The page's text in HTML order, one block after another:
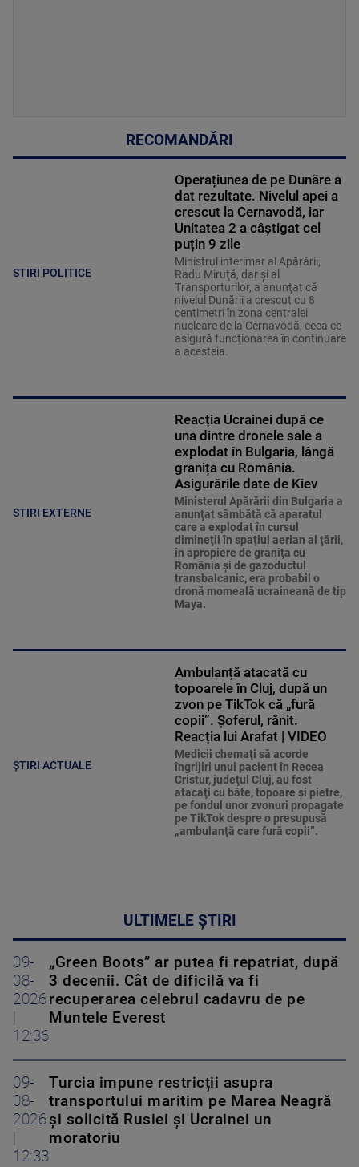
RECOMANDĂRI
STIRI POLITICE
Operațiunea de pe Dunăre a
dat rezultate. Nivelul apei a
crescut la Cernavodă, iar
Unitatea 2 a câștigat cel
puțin 9 zile
Ministrul interimar al Apărării,
Radu Miruţă, dar şi al
Transporturilor, a anunţat că
nivelul Dunării a crescut cu 8
centimetri în zona centralei
nucleare de la Cernavodă, ceea ce
asigură funcţionarea în continuare
a acesteia.
STIRI EXTERNE
Reacția Ucrainei după ce
una dintre dronele sale a
explodat în Bulgaria, lângă
granița cu România.
Asigurările date de Kiev
Ministerul Apărării din Bulgaria a
anunţat sâmbătă că aparatul
care a explodat în cursul
dimineţii în spaţiul aerian al ţării,
în apropiere de graniţa cu
România şi de gazoductul
transbalcanic, era probabil o
dronă momeală ucraineană de tip
Maya.
ȘTIRI ACTUALE
Ambulanță atacată cu
topoarele în Cluj, după un
zvon pe TikTok că „fură
copii”. Șoferul, rănit.
Reacția lui Arafat | VIDEO
Medicii chemaţi să acorde
îngrijiri unui pacient în Recea
Cristur, judeţul Cluj, au fost
atacaţi cu bâte, topoare şi pietre,
pe fondul unor zvonuri propagate
pe TikTok despre o presupusă
„ambulanţă care fură copii”.
ULTIMELE ȘTIRI
09-
08-
2026
12:36
„Green Boots” ar putea fi repatriat, după
3 decenii. Cât de dificilă va fi
recuperarea celebrul cadavru de pe
Muntele Everest
09-
08-
2026
12:33
Turcia impune restricții asupra
transportului maritim pe Marea Neagră
și solicită Rusiei și Ucrainei un
moratoriu